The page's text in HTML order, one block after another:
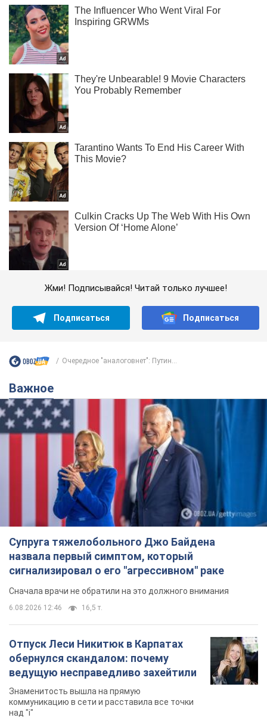
Жми! Подписывайся! Читай только лучшее!
Подписаться Подписаться
Очередное "аналоговнет": Путин...
Важное
Супруга тяжелобольного Джо Байдена
назвала первый симптом, который
сигнализировал о его "агрессивном" раке
Сначала врачи не обратили на это должного внимания
6.08.2026 12:46 16,5 т.
Отпуск Леси Никитюк в Карпатах
обернулся скандалом: почему
ведущую несправедливо захейтили
Знаменитость вышла на прямую
коммуникацию в сети и расставила все точки
над "i"